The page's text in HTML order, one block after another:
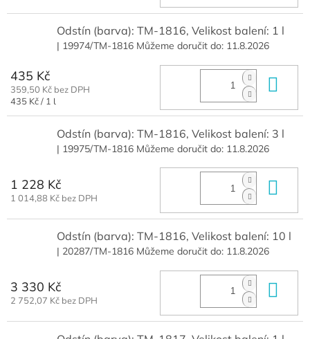
Odstín (barva): TM-1816, Velikost balení: 1 l
| 19974/TM-1816 Můžeme doručit do: 11.8.2026
435 Kč
359,50 Kč bez DPH
Měrná
cena:
435 Kč / 1 l
Odstín (barva): TM-1816, Velikost balení: 3 l
| 19975/TM-1816 Můžeme doručit do: 11.8.2026
1 228 Kč
1 014,88 Kč bez DPH
Odstín (barva): TM-1816, Velikost balení: 10 l
| 20287/TM-1816 Můžeme doručit do: 11.8.2026
3 330 Kč
2 752,07 Kč bez DPH